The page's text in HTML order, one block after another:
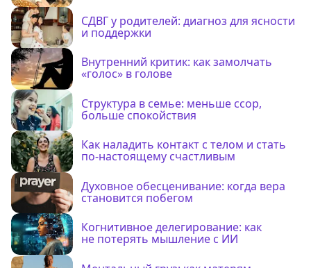
СДВГ у родителей: диагноз для ясности
и поддержки
Внутренний критик: как замолчать
«голос» в голове
Структура в семье: меньше ссор,
больше спокойствия
Как наладить контакт с телом и стать
по-настоящему счастливым
Духовное обесценивание: когда вера
становится побегом
Когнитивное делегирование: как
не потерять мышление с ИИ